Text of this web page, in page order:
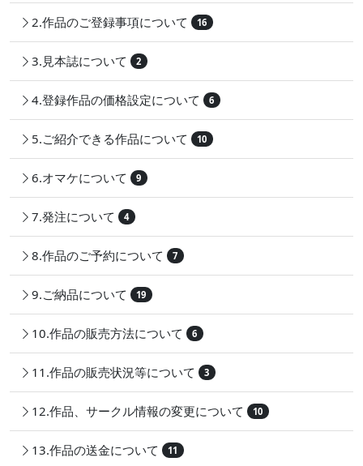
2.作品のご登録事項について 16
3.見本誌について 2
4.登録作品の価格設定について 6
5.ご紹介できる作品について 10
6.オマケについて 9
7.発注について 4
8.作品のご予約について 7
9.ご納品について 19
10.作品の販売方法について 6
11.作品の販売状況等について 3
12.作品、サークル情報の変更について 10
13.作品の送金について 11